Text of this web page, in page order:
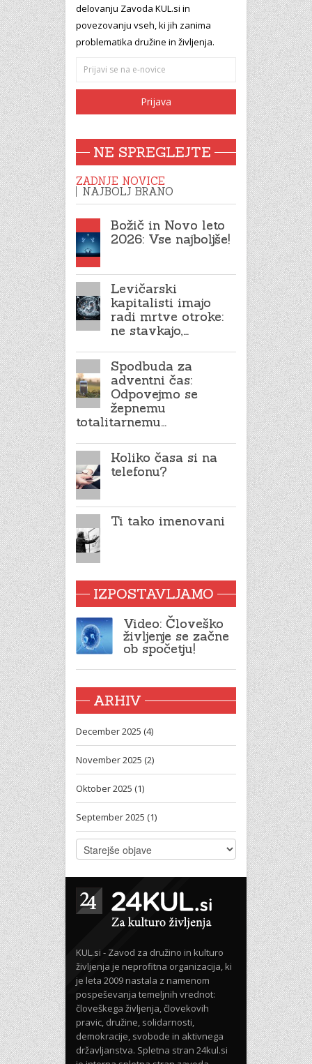
delovanju Zavoda KUL.si in
povezovanju vseh, ki jih zanima
problematika družine in življenja.
NE SPREGLEJTE
ZADNJE NOVICE
NAJBOLJ BRANO
Božič in Novo leto
2026: Vse najboljše!
Levičarski
kapitalisti imajo
radi mrtve otroke:
ne stavkajo,…
Spodbuda za
adventni čas:
Odpovejmo se
žepnemu
totalitarnemu…
Koliko časa si na
telefonu?
Ti tako imenovani
IZPOSTAVLJAMO
Video: Človeško
življenje se začne
ob spočetju!
ARHIV
December 2025 (4)
November 2025 (2)
Oktober 2025 (1)
September 2025 (1)
KUL.si - Zavod za družino in kulturo
življenja je neprofitna organizacija, ki
je leta 2009 nastala z namenom
pospeševanja temeljnih vrednot:
človeškega življenja, človekovih
pravic, družine, solidarnosti,
demokracije, svobode in aktivnega
državljanstva. Spletna stran 24kul.si